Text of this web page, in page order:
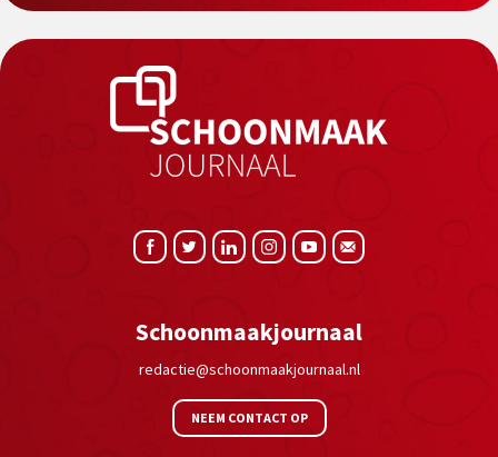
Schoonmaakjournaal
redactie@schoonmaakjournaal.nl
NEEM CONTACT OP